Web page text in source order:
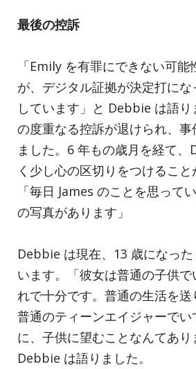
最後の控訴
「Emily を有罪にできない可能
が、デジタル証拠が決定打に
しています」と Debbie は語
の度重なる控訴が退けられ、事
ました。6 年もの歳月を経て
く少し心の区切りをつけること
「毎日 James のことを思って
の写真があります」
Debbie は現在、13 歳になっ
います。「彼女は普通の子供
れで十分です。普通の生活を
普通のティーンエイジャーで
に、子供に望むことなんてあり
Debbie は語りました。